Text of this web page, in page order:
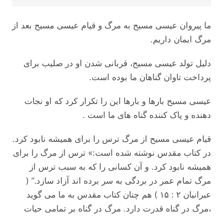
ما پیروان عیسی مسیح به مرگ و قیام عیسی مسیح بعد از
مرگ ایمان داریم.
دلیل تولد عیسی مسیح، قربانی شدن او در صلیب برای
پرداخت تاوان گناهان ما بوده است.
عیسی مسیح بارها و بارها این را تکرار کرد که او نجات
دهنده و پاک کننده گناه های ما است .
قیام عیسی مسیح از مرگ ترس را برای همیشه نابود کرد.
در کتاب مقدس نوشته شده است:» ترس از مرگ را برای
همیشه نابود کرد. و آن کسانی را که به سبب ترس از
مرگ تمام عمر در بردگی به سر برده اند آزاد سازد.” (
عبرانیان ۲ : ۱۵ ) هم چنان کتاب مقدس به ما می گوید
،مرگ در گناه قدرت دارد. مرگ در گناه بر تمامی حیات